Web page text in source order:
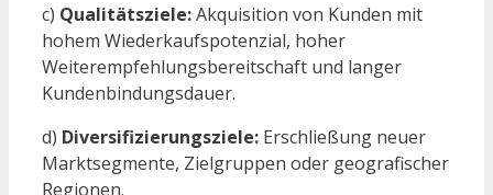
c) Qualitätsziele:Akquisition von Kunden mit
hohem Wiederkaufspotenzial, hoher
Weiterempfehlungsbereitschaft und langer
Kundenbindungsdauer.
d) Diversifizierungsziele: Erschließung neuer
Marktsegmente, Zielgruppen oder geografischer
Regionen.